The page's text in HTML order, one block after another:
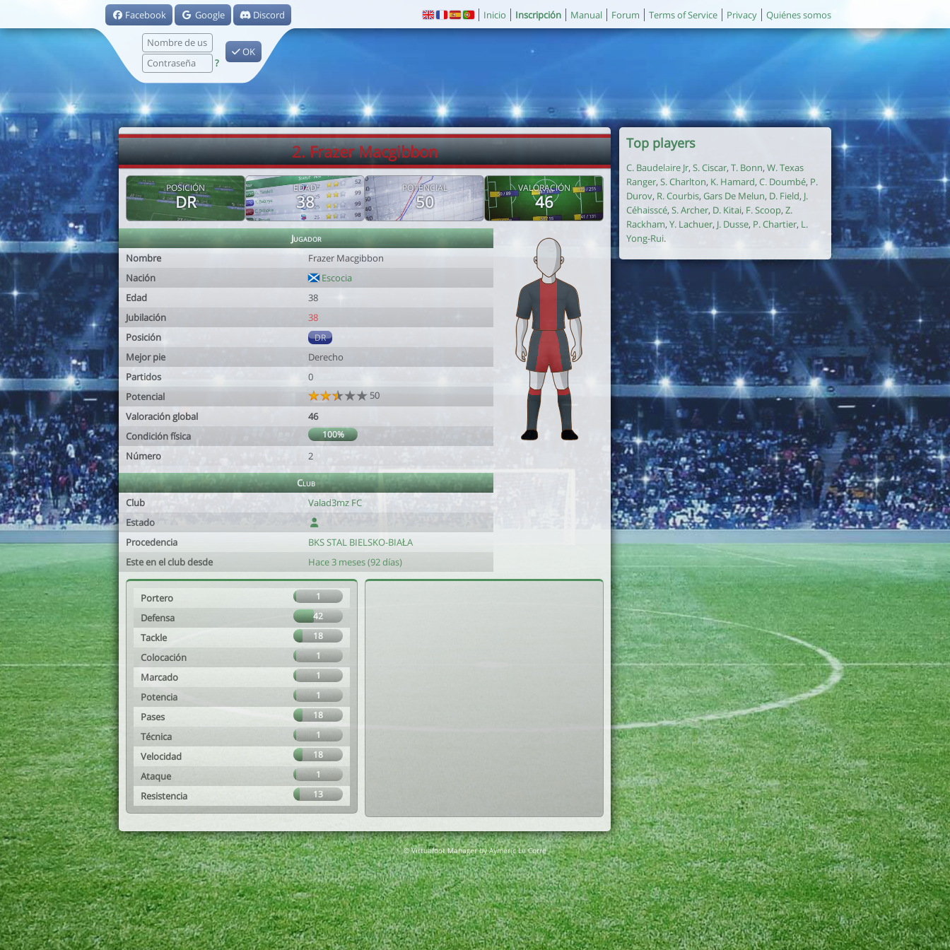
Facebook Google Discord
?
OK
Inicio Inscripción Manual Forum Terms of Service Privacy Quiénes somos
2. Frazer Macgibbon
POSICIÓN
DR
EDAD
38
POTENCIAL
50
VALORACIÓN
46
Jugador
Nombre
Frazer Macgibbon
Nación
Escocia
Edad
38
Jubilación
38
Posición
DR
Mejor pie
Derecho
Partidos
0
Potencial
50
Valoración global
46
Condición física
100%
Número 2
Club
Club
Valad3mz FC
Estado
Procedencia
BKS STAL BIELSKO-BIAŁA
Este en el club desde
Hace 3 meses (92 días)
Portero 1
Defensa 42
Tackle 18
Colocación 1
Marcado 1
Potencia 1
Pases 18
Técnica 1
Velocidad 18
Ataque 1
Resistencia 13
Top players
C. Baudelaire Jr, S. Ciscar, T. Bonn, W. Texas
Ranger, S. Charlton, K. Hamard, C. Doumbé, P.
Durov, R. Courbis, Gars De Melun, D. Field, J.
Céhaisscé, S. Archer, D. Kitai, F. Scoop, Z.
Rackham, Y. Lachuer, J. Dusse, P. Chartier, L.
Yong-Rui.
© Virtuafoot Manager by Aymeric Le Corre